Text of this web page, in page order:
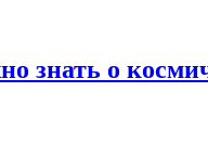
знать о